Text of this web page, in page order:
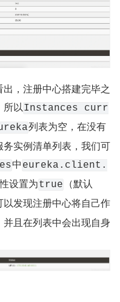
，注册中心搭建完毕之
所以Instances curr
列表为空，在没有
实例清单列表，我们可
中 eureka.client.
设置为true
（默认
以发现注册中心将自己作
且在列表中会出现自身